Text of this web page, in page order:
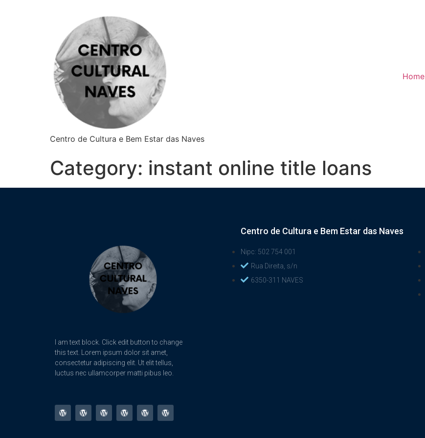
Centro de Cultura e Bem Estar das Naves
Home
Category: instant online title loans
I am text block. Click edit button to change
this text. Lorem ipsum dolor sit amet,
consectetur adipiscing elit. Ut elit tellus,
luctus nec ullamcorper matti pibus leo.
Centro de Cultura e Bem Estar das Naves
Nipc: 502 754 001
Rua Direita, s/n
6350-311 NAVES